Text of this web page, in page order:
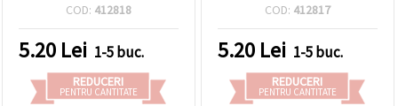
pentru hobby și craft, rolă
COD: 412818
5.20 Lei 1-5 buc.
REDUCERI
PENTRU CANTITATE
pentru craft & bijuterii,
COD: 412817
5.20 Lei 1-5 buc.
REDUCERI
PENTRU CANTITATE